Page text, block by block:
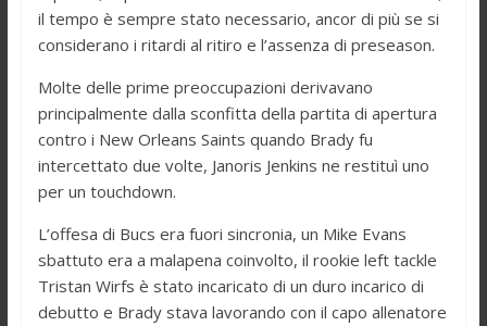
il tempo è sempre stato necessario, ancor di più se si
considerano i ritardi al ritiro e l’assenza di preseason.
Molte delle prime preoccupazioni derivavano
principalmente dalla sconfitta della partita di apertura
contro i New Orleans Saints quando Brady fu
intercettato due volte, Janoris Jenkins ne restituì uno
per un touchdown.
L’offesa di Bucs era fuori sincronia, un Mike Evans
sbattuto era a malapena coinvolto, il rookie left tackle
Tristan Wirfs è stato incaricato di un duro incarico di
debutto e Brady stava lavorando con il capo allenatore